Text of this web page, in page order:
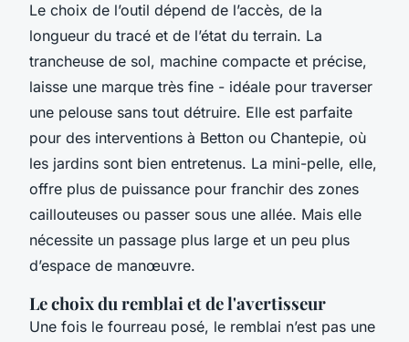
Le choix de l’outil dépend de l’accès, de la
longueur du tracé et de l’état du terrain. La
trancheuse de sol, machine compacte et précise,
laisse une marque très fine - idéale pour traverser
une pelouse sans tout détruire. Elle est parfaite
pour des interventions à Betton ou Chantepie, où
les jardins sont bien entretenus. La mini-pelle, elle,
offre plus de puissance pour franchir des zones
caillouteuses ou passer sous une allée. Mais elle
nécessite un passage plus large et un peu plus
d’espace de manœuvre.
Le choix du remblai et de l'avertisseur
Une fois le fourreau posé, le remblai n’est pas une